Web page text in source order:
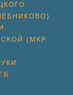
(МКР.